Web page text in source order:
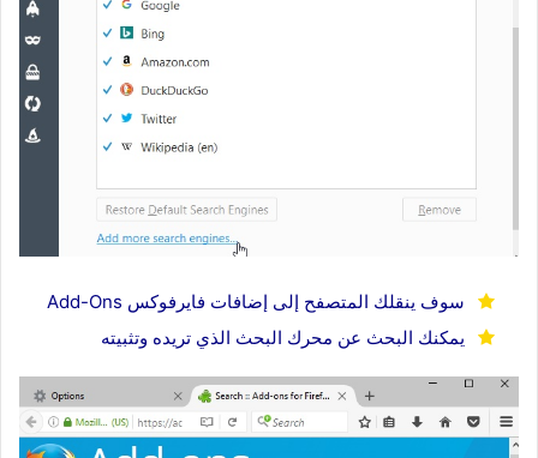
سوف ينقلك المتصفح إلى إضافات فايرفوكس Add-Ons
يمكنك البحث عن محرك البحث الذي تريده وتثبيته